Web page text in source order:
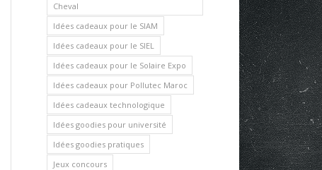
Cheval
Idées cadeaux pour le SIAM
Idées cadeaux pour le SIEL
Idées cadeaux pour le Solaire Expo
Idées cadeaux pour Pollutec Maroc
Idées cadeaux technologique
Idées goodies pour université
Idées goodies pratiques
Jeux concours